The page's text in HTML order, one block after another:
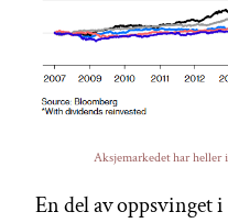
Aksjemarkedet har heller
En del av oppsvinget